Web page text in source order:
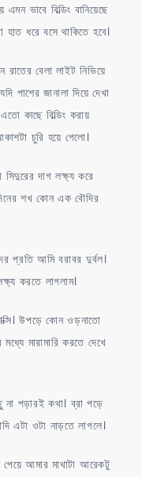
ভাবে বিল্ডিং বানিয়েছে
হাত ধরে বসে থাকিতে হবে।
বেলা লাইট নিভিয়ে
পাশের জানালা দিয়ে দেখা
কাছে বিল্ডিং করায়
চুরি হয়ে গেলো।
সিদুরের দাগ লক্ষ্য করে
শখ কোন এক বৌদির
প্রতি আমি বরাবর দুর্বল।
করতে লাগলাম।
উপড়ে কোন ওড়নাতো
মারামারি করতে দেখে
পড়ারই কথা। ব্রা পড়ে
এটা ওটা নাড়তে লাগলে।
আমার মাথাটা আরেকটু